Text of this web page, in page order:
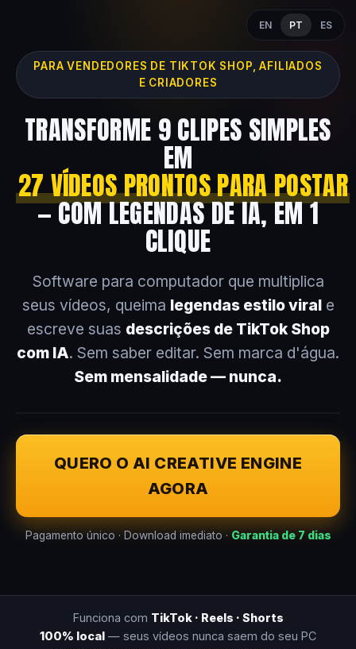
EN PT ES
PARA VENDEDORES DE TIKTOK SHOP, AFILIADOS
E CRIADORES
TRANSFORME 9 CLIPES SIMPLES
EM
27 VÍDEOS PRONTOS PARA POSTAR
— COM LEGENDAS DE IA, EM 1
CLIQUE
Software para computador que multiplica
seus vídeos, queima legendas estilo virale
escreve suas descrições de TikTok Shop
com IA. Sem saber editar. Sem marca d'água.
Sem mensalidade — nunca.
QUERO O AI CREATIVE ENGINE
AGORA
Pagamento único · Download imediato · Garantia de 7 dias
Funciona com TikTok · Reels · Shorts
100% local — seus vídeos nunca saem do seu PC